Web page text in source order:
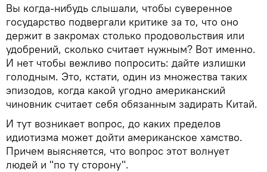
Вы когда-нибудь слышали, чтобы суверенное
государство подвергали критике за то, что оно
держит в закромах столько продовольствия или
удобрений, сколько считает нужным? Вот именно.
И нет чтобы вежливо попросить: дайте излишки
голодным. Это, кстати, один из множества таких
эпизодов, когда какой угодно американский
чиновник считает себя обязанным задирать Китай.
И тут возникает вопрос, до каких пределов
идиотизма может дойти американское хамство.
Причем выясняется, что вопрос этот волнует
людей и "по ту сторону".